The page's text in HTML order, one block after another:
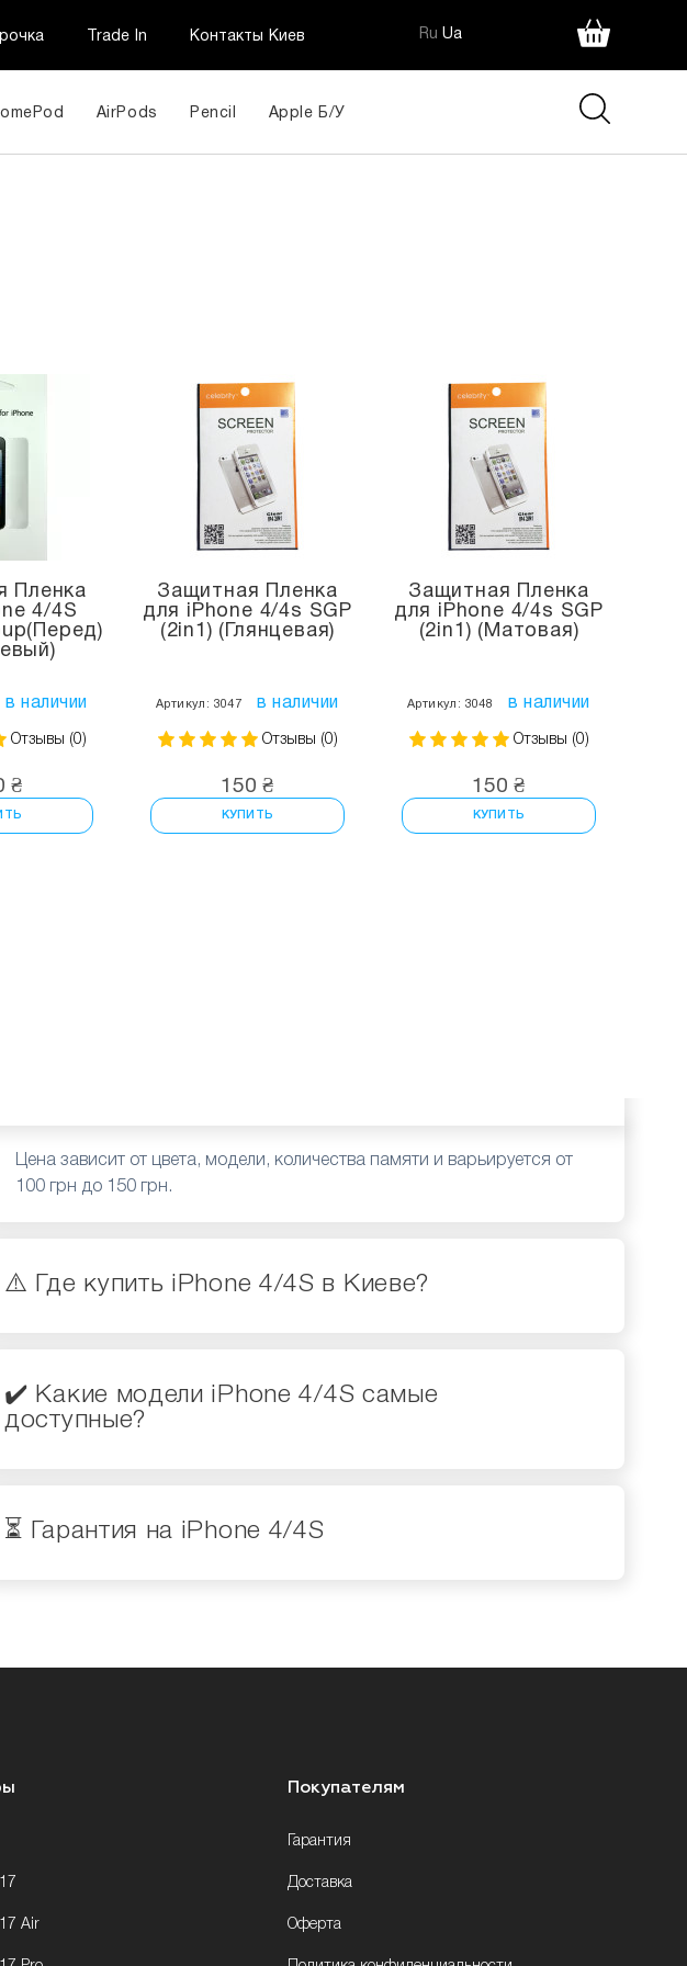
Trade In Контакты Киев Ru Ua
AirPods Pencil Apple Б/У
Пленка
4/4S
в наличии
Отзывы (0)
₴
Защитная Пленка
для iPhone 4/4s SGP
(2in1) (Глянцевая)
Артикул: 3047 в наличии
Отзывы (0)
150 ₴
КУПИТЬ
Защитная Пленка
для iPhone 4/4s SGP
(2in1) (Матовая)
Артикул: 3048 в наличии
Отзывы (0)
150 ₴
КУПИТЬ
Цена зависит от цвета, модели, количества памяти и варьируется от
100 грн до 150 грн.
⚠️ Где купить iPhone 4/4S в Киеве?
✔️ Какие модели iPhone 4/4S самые
доступные?
⏳ Гарантия на iPhone 4/4S
Air
Покупателям
Гарантия
Доставка
Оферта